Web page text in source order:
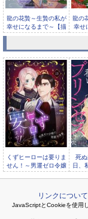
龍の花贄～生贄の私が
幸せになるまで～【描
き下ろし...
龍の
幸せ
龍の花贄～生贄の私が
幸せになるまで～ 18
くずヒーローは要りま
せん！～男運ゼロ令嬢
の華麗な復讐～（フル
死
日、
リンクについて
JavaScriptとCookieを使用